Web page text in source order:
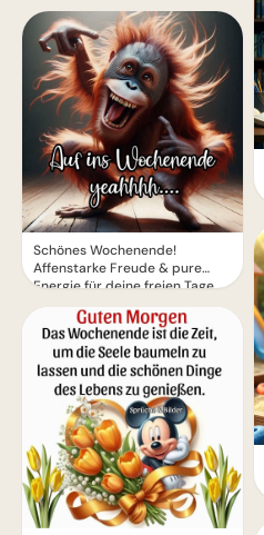
Schönes Wochenende!
Affenstarke Freude & pure
Energie für deine freien Tage.